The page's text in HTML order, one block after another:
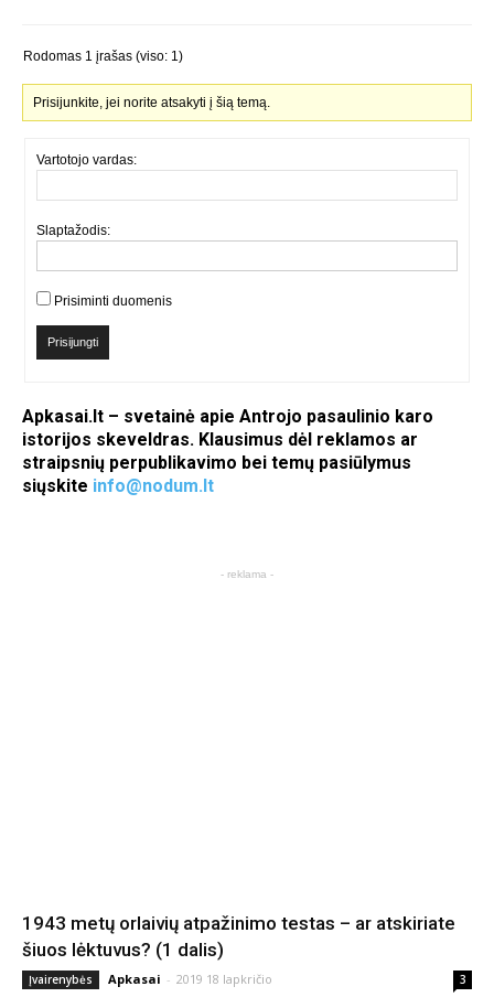
Rodomas 1 įrašas (viso: 1)
Prisijunkite, jei norite atsakyti į šią temą.
Vartotojo vardas:
Slaptažodis:
Prisiminti duomenis
Prisijungti
Apkasai.lt – svetainė apie Antrojo pasaulinio karo
istorijos skeveldras. Klausimus dėl reklamos ar
straipsnių perpublikavimo bei temų pasiūlymus
siųskite info@nodum.lt
- reklama -
1943 metų orlaivių atpažinimo testas – ar atskiriate
šiuos lėktuvus? (1 dalis)
Įvairenybės Apkasai - 2019 18 lapkričio 3